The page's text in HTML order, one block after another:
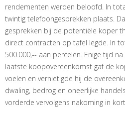
rendementen werden beloofd. In
twintig telefoongesprekken plaats.
gesprekken bij de potentiële koper
direct contracten op tafel legde. In
500.000,-- aan percelen. Enige tijd
laatste koopovereenkomst gaf de
voelen en vernietigde hij de
dwaling, bedrog en oneerlijke
vorderde vervolgens nakoming in